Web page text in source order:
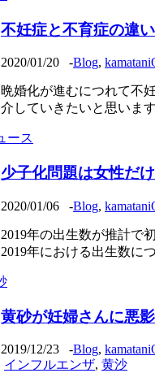
不妊症と不育症の違
2020/01/20 -Blog,
晩婚化が進むにつれて不
介していきたいと思いま
少子化問題は女性だ
2020/01/06 -Blog,
2019年の出生数が推計で
2019年における出生数に
黄砂が妊婦さんに悪
2019/12/23 -Blog,
インフルエンザ, 黄沙